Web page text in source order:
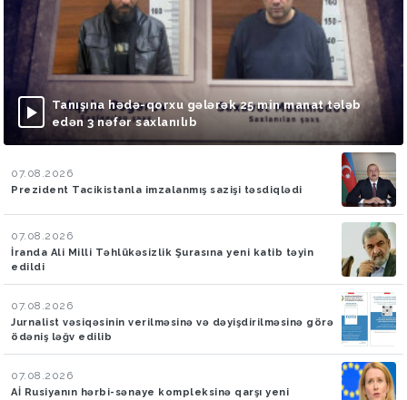
Tanışına hədə-qorxu gələrək 25 min manat tələb
edən 3 nəfər saxlanılıb
07.08.2026
Prezident Tacikistanla imzalanmış sazişi təsdiqlədi
07.08.2026
İranda Ali Milli Təhlükəsizlik Şurasına yeni katib təyin
edildi
07.08.2026
Jurnalist vəsiqəsinin verilməsinə və dəyişdirilməsinə görə
ödəniş ləğv edilib
07.08.2026
Aİ Rusiyanın hərbi-sənaye kompleksinə qarşı yeni